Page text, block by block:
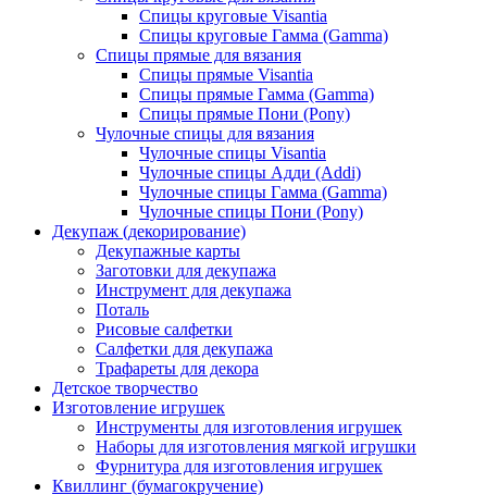
Спицы круговые Visantia
Спицы круговые Гамма (Gamma)
Спицы прямые для вязания
Спицы прямые Visantia
Спицы прямые Гамма (Gamma)
Спицы прямые Пони (Pony)
Чулочные спицы для вязания
Чулочные спицы Visantia
Чулочные спицы Адди (Addi)
Чулочные спицы Гамма (Gamma)
Чулочные спицы Пони (Pony)
Декупаж (декорирование)
Декупажные карты
Заготовки для декупажа
Инструмент для декупажа
Поталь
Рисовые салфетки
Салфетки для декупажа
Трафареты для декора
Детское творчество
Изготовление игрушек
Инструменты для изготовления игрушек
Наборы для изготовления мягкой игрушки
Фурнитура для изготовления игрушек
Квиллинг (бумагокручение)